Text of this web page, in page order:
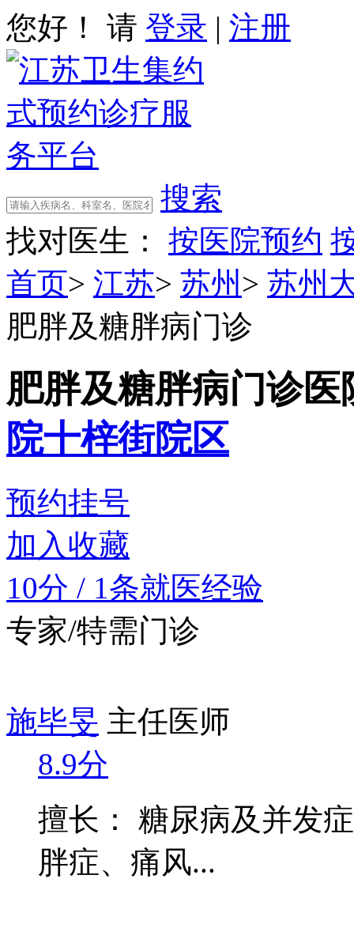
您好！ 请 登录 | 注册
搜索
找对医生：
按医院预约
首页> 江苏> 苏州 > 苏州
肥胖及糖胖病门诊
肥胖及糖胖病门诊医
院十梓街院区
预约挂号
加入收藏
10分 / 1条就医经验
专家/特需门诊
施毕旻 主任医师
8.9分
擅长： 糖尿病及并发
胖症、痛风...